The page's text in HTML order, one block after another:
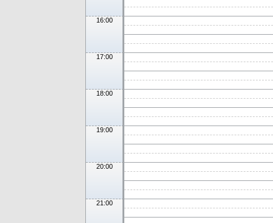
16:00
17:00
18:00
19:00
20:00
21:00